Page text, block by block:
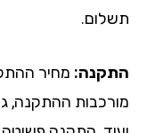
מחיר ההתקנה
ההתקנה, גישות